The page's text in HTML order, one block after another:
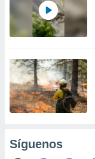
Síguenos